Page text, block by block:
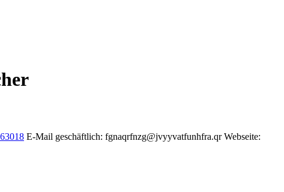
E-Mail geschäftlich: fgnaqrfnzg@jvyyvatfunhfra.qr Webseite: